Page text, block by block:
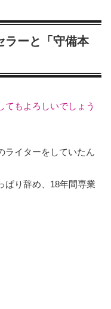
ラーと「守備本
てもよろしいでしょう
ライターをしていたん
ぱり辞め、18年間専業